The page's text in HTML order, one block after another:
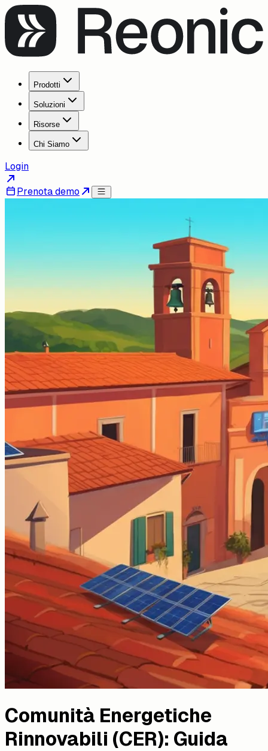
Prodotti
Soluzioni
Risorse
Chi Siamo
Login
Prenota demo
Comunità Energetiche
Rinnovabili (CER): Guida